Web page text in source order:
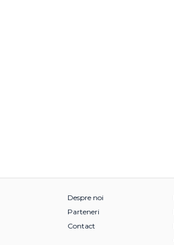
Despre noi
Parteneri
Contact